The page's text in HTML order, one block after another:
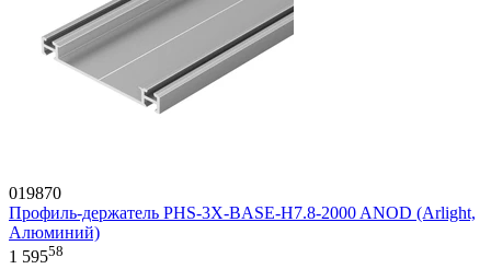
019870
Профиль-держатель PHS-3X-BASE-H7.8-2000 ANOD (Arlight,
Алюминий)
1 59558